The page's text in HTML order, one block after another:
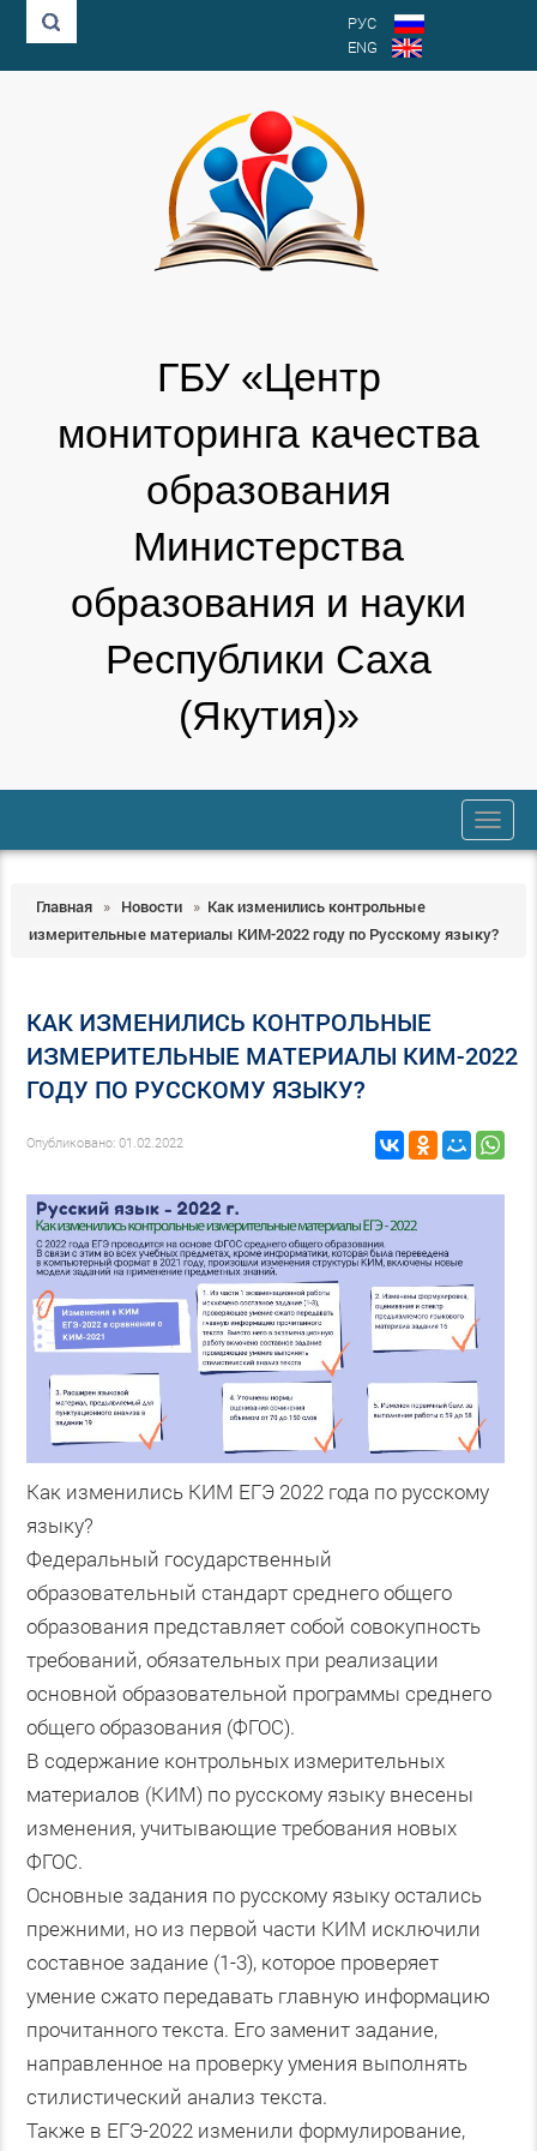
РУС
ENG
ГБУ «Центр
мониторинга качества
образования
Министерства
образования и науки
Республики Саха
(Якутия)»
trk
Главная » Новости » Как изменились контрольные
измерительные материалы КИМ-2022 году по Русскому языку?
КАК ИЗМЕНИЛИСЬ КОНТРОЛЬНЫЕ
ИЗМЕРИТЕЛЬНЫЕ МАТЕРИАЛЫ КИМ-2022
ГОДУ ПО РУССКОМУ ЯЗЫКУ?
Опубликовано: 01.02.2022
Как изменились КИМ ЕГЭ 2022 года по русскому
языку?
Федеральный государственный
образовательный стандарт среднего общего
образования представляет собой совокупность
требований, обязательных при реализации
основной образовательной программы среднего
общего образования (ФГОС).
В содержание контрольных измерительных
материалов (КИМ) по русскому языку внесены
изменения, учитывающие требования новых
ФГОС.
Основные задания по русскому языку остались
прежними, но из первой части КИМ исключили
составное задание (1-3), которое проверяет
умение сжато передавать главную информацию
прочитанного текста. Его заменит задание,
направленное на проверку умения выполнять
стилистический анализ текста.
Также в ЕГЭ-2022 изменили формулирование,